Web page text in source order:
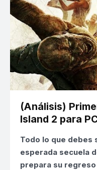
(Análisis)
Island 2 para
Todo lo que debes
esperada secuela
prepara su